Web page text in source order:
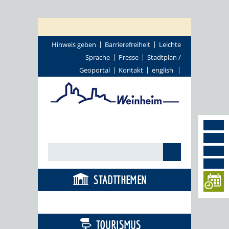
Hinweis geben Barrierefreiheit
Leichte
Sprache
Presse
Stadtplan /
Geoportal
Kontakt english
STADTTHEMEN
TOURISMUS